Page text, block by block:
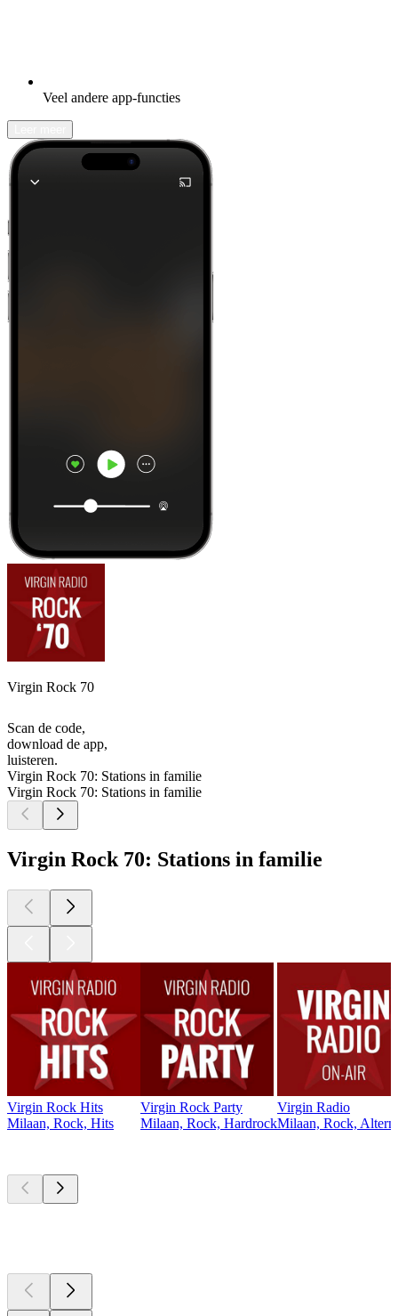
Veel andere app-functies
Virgin Rock 70
Scan de code,
download de app,
luisteren.
Virgin Rock 70: Stations in familie
Virgin Rock 70: Stations in familie
Virgin Rock 70: Stations in familie
Virgin Rock Hits
Milaan, Rock, Hits
Virgin Rock Party
Milaan, Rock, Hardrock
Virgin Radio
Milaan, Rock,